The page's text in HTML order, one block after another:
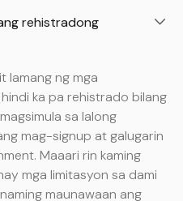
rehistradong
lamang ng mga
ka pa rehistrado bilang
sa lalong
mag-signup at galugarin
Maaari rin kaming
mga limitasyon sa dami
maunawaan ang